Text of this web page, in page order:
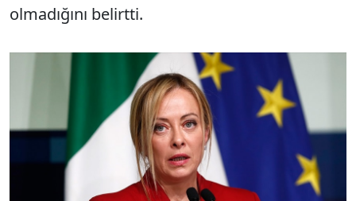
olmadığını belirtti.